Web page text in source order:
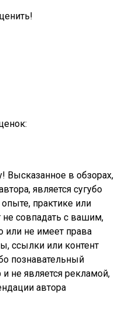
Высказанное в обзорах,
является сугубо
практике или
совпадать с вашим,
или не имеет права
ссылки или контент
познавательный
не является рекламой,
автора